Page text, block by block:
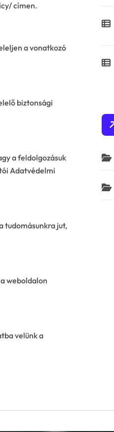
címen.
a vonatkozó
biztonsági
a feldolgozásuk
Adatvédelmi
tudomásunkra jut,
weboldalon
velünk a